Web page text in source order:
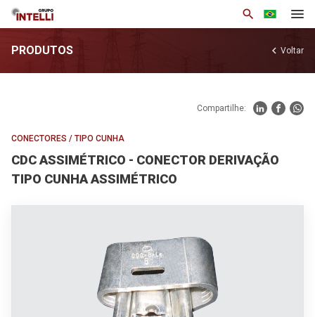
search
Institucional
Base de Conhecimento
arrow_drop_down
PRODUTOS chevron_left Voltar
CONECTORES / TIPO CUNHA
Compartilhe:
CDC ASSIMÉTRICO - CONECTOR DERIVAÇÃO
TIPO CUNHA ASSIMÉTRICO